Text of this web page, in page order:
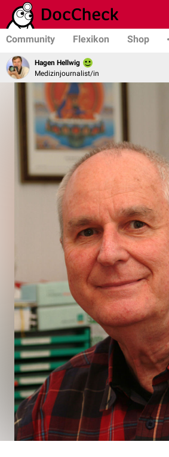
Community Flexikon Shop
Hagen Hellwig
Medizinjournalist/in